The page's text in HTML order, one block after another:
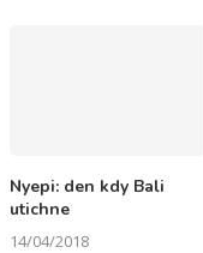
Nyepi: den kdy Bali
utichne
14/04/2018